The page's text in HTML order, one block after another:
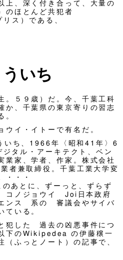
上、深く付き合って、大量の
のほとんど共犯者
ス）である、
ういち
。５９歳）だ。今、千葉工科
か、千葉県の東京寄りの習志
。
イ・イトーで有名だ。
いち、1966年〈昭和41年〉6
タル・アーキテクト、ベン
業家、学者、作家。株式会社
者兼取締役。千葉工業大学変
・・・
あとに、ずーっと、ずらず
コノジョウイ Joi日本政府
ンス 系の 審議会やサイバ
ている。
犯した 過去の凶悪事件につ
下のWikipedea の伊藤穣一
ふっとノート）の記事で、